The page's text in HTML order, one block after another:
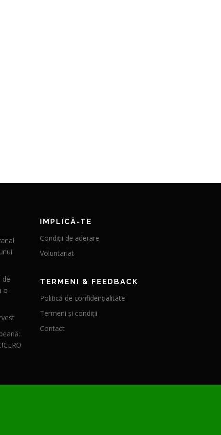
de
o
IMPLICĂ-TE
Condiții de aderare
Voluntariat
TERMENI & FEEDBACK
Politică de confidențialitate
Termeni și condiții
Contact